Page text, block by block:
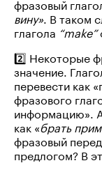
фразовый
вину». В таком
глагола “make”
2️⃣ Некоторые
значение.
перевести как
фразового
информацию».
как «брать
фразовый
предлогом? В